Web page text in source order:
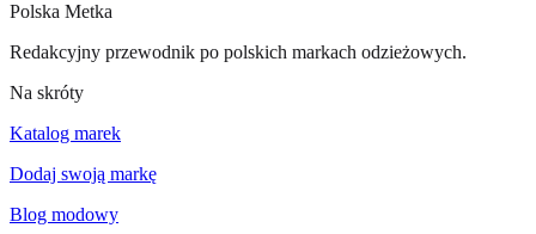
Polska Metka
Redakcyjny przewodnik po polskich markach odzieżowych.
Na skróty
Katalog marek
Dodaj swoją markę
Blog modowy